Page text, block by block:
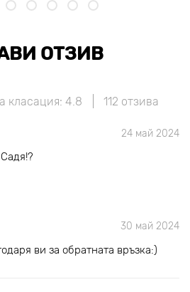
ОТЗИВ
класация: 4.8 112 отзива
24 май 2024
30 май 2024
ви за обратната връзка:)